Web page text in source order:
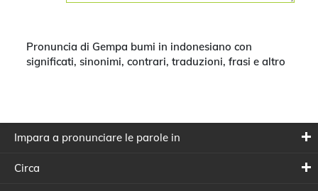
Pronuncia di Gempa bumi in indonesiano con
significati, sinonimi, contrari, traduzioni, frasi e altro
Impara a pronunciare le parole in
Circa